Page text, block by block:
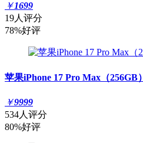
￥1699
19人评分
78%好评
苹果iPhone 17 Pro Max（256GB）
￥9999
534人评分
80%好评